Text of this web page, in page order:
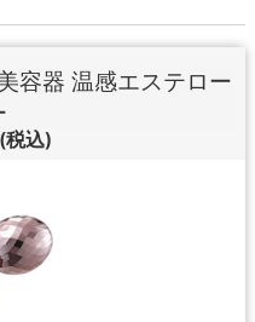
容器 温感エステロー
(税込)